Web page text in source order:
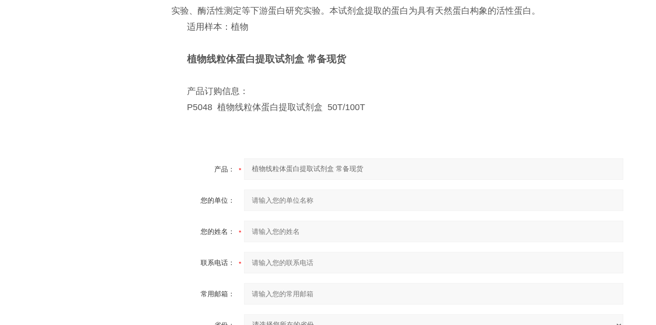
实验、酶活性测定等下游蛋白研究实验。本试剂盒提取的蛋白为具有天然蛋白构象的活性蛋白。
适用样本：植物
植物线粒体蛋白提取试剂盒 常备现货
产品订购信息：
P5048 植物线粒体蛋白提取试剂盒 50T/100T
产品：
您的单位：
您的姓名：
联系电话：
常用邮箱：